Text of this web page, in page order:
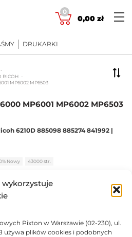
wykorzystuje
Pixton w Warszawie (02-230), ul.
używa plików cookies i podobnych
0
0,00 zł
DRUKARKI
RICOH
MP6002 MP6503
MP6001 MP6002 MP6503
6210D 885098 885274 841992 |
na 5
Nowy 43000 str.
BRAK